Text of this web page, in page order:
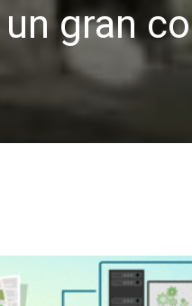
gran